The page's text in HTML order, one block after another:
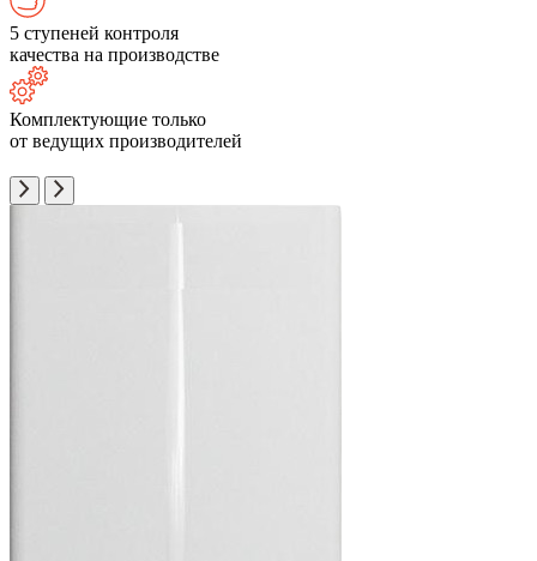
5 ступеней контроля
качества на производстве
Комплектующие только
от ведущих производителей